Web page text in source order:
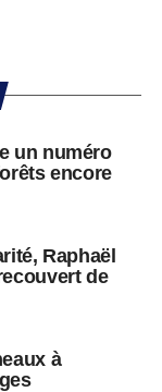
un numéro
encore
Raphaël
de
à